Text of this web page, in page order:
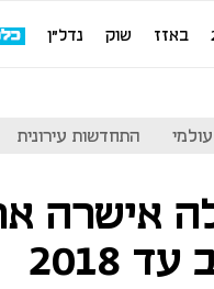
באזז שוק נדל"ן
התחדשות עירונית
אישרה
2018